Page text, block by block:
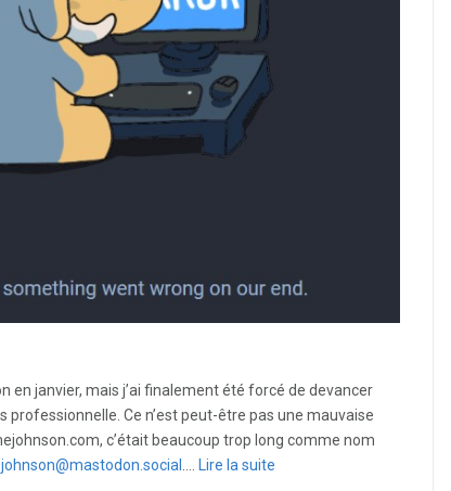
en janvier, mais j’ai finalement été forcé de devancer
Ce n’est peut-être pas une mauvaise
c’était beaucoup trop long comme nom
Lire la suite